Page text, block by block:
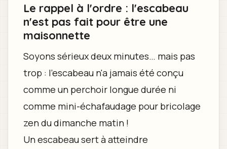
Le rappel à l'ordre : l'escabeau
n'est pas fait pour être une
maisonnette
Soyons sérieux deux minutes… mais pas
trop : l'escabeau n'a jamais été conçu
comme un perchoir longue durée ni
comme mini-échafaudage pour bricolage
zen du dimanche matin !
Un escabeau sert à atteindre